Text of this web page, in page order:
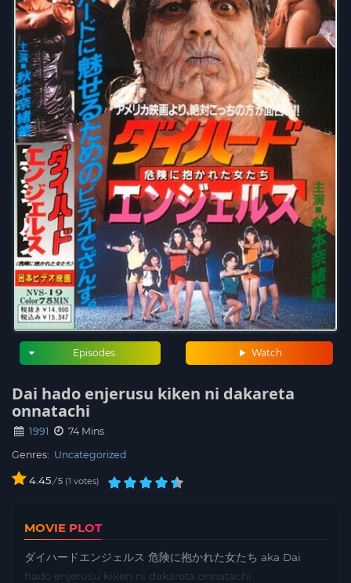
Watch
Episodes
Dai hado enjerusu kiken ni dakareta
onnatachi
1991
74 Mins
Genres: Uncategorized
4.45 / 5 1 votes
MOVIE PLOT
ダイハードエンジェルス 危険に抱かれた女たち aka Dai
hado enjerusu kiken ni dakareta onnatachi